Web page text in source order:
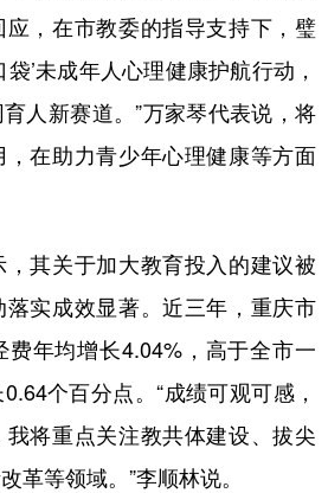
，在市教委的指导支持下，璧
’未成年人心理健康护航行动，
人新赛道。”万家琴代表说，将
在助力青少年心理健康等方面
其关于加大教育投入的建议被
实成效显著。近三年，重庆市
年均增长4.04%，高于全市一
个百分点。“成绩可观可感，
将重点关注教共体建设、拔尖
革等领域。”李顺林说。